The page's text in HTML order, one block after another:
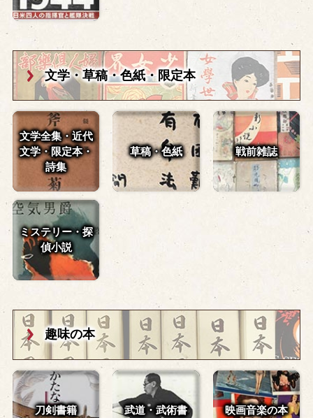
文学・草稿・色紙・限定本
文学全集・近代
文学・ 限定本・
詩集
草稿・色紙 戦前雑誌
ミステリー・探
偵小説
趣味の本
刀剣書籍 武道・武術書 映画音楽の本